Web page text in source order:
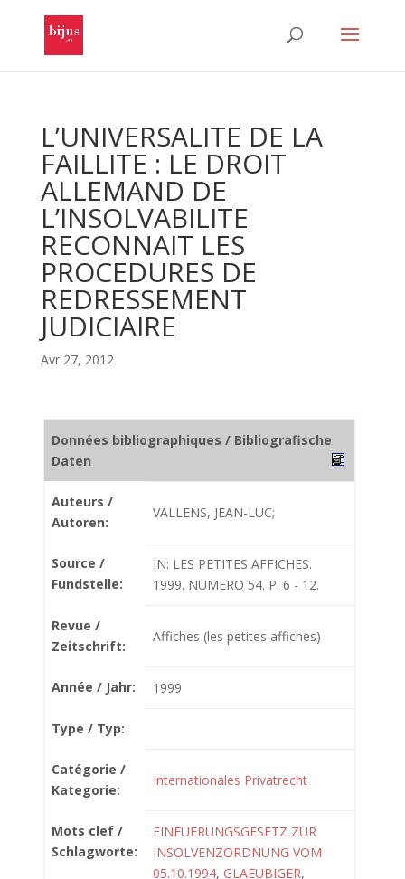
L’UNIVERSALITE DE LA
FAILLITE : LE DROIT
ALLEMAND DE
L’INSOLVABILITE
RECONNAIT LES
PROCEDURES DE
REDRESSEMENT
JUDICIAIRE
Avr 27, 2012
Données bibliographiques / Bibliografische
Daten
Auteurs /
Autoren:
VALLENS, JEAN-LUC;
Source /
Fundstelle:
IN: LES PETITES AFFICHES.
1999. NUMERO 54. P. 6 - 12.
Revue /
Zeitschrift:
Affiches (les petites affiches)
Année / Jahr: 1999
Type / Typ:
Catégorie /
Kategorie:
Internationales Privatrecht
Mots clef /
Schlagworte:
EINFUERUNGSGESETZ ZUR
INSOLVENZORDNUNG VOM
05.10.1994, GLAEUBIGER,